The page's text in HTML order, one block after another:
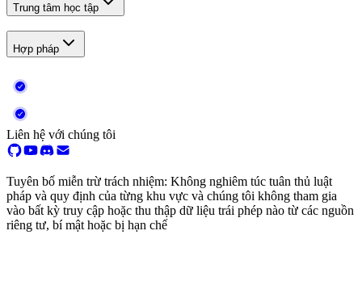
Trung tâm học tập
Hợp pháp
Liên hệ với chúng tôi
Tuyên bố miễn trừ trách nhiệm: Không nghiêm túc tuân thủ luật
pháp và quy định của từng khu vực và chúng tôi không tham gia
vào bất kỳ truy cập hoặc thu thập dữ liệu trái phép nào từ các nguồn
riêng tư, bí mật hoặc bị hạn chế